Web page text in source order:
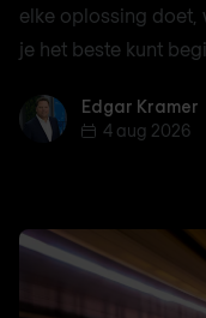
elke oplossing doet,
je het beste kunt
Edgar KramerEdgar Kramer
4 aug 2026